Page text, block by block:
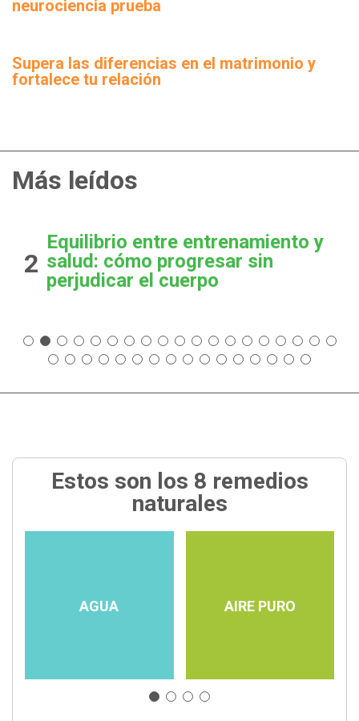
neurociencia prueba
Supera las diferencias en el matrimonio y
fortalece tu relación
Más leídos
2
Equilibrio entre entrenamiento y
salud: cómo progresar sin
perjudicar el cuerpo
Estos son los 8 remedios
naturales
AGUA AIRE PURO